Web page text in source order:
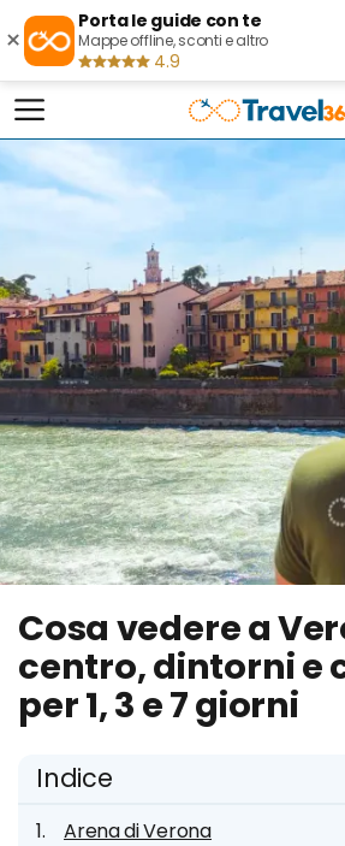
×
Porta le guide con te
Mappe offline, sconti e altro
4.9
Cosa vedere a
centro, dintorni e
per 1, 3 e 7 giorni
Indice
Arena di Verona